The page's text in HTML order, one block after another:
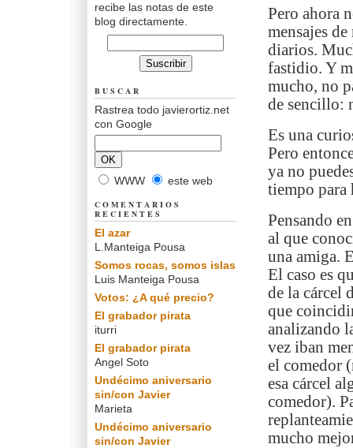
Pero ahora
mensajes
diarios.
fastidio. Y
mucho, no
de sencillo:
Es una
Pero
ya no
tiempo para
Pensando
al que
una amiga.
El caso es
de la cárcel
que
analizando
vez iban
el comedor
esa cárcel
comedor).
mucho
recibe las notas de este
blog directamente.
BUSCAR
Rastrea todo javierortiz.net
con Google
WWW este web
COMENTARIOS
RECIENTES
El azar
L.Manteiga Pousa
Somos rocas, somos islas
Luis Manteiga Pousa
Votos: ¿A qué precio?
El grabador pirata
iturri
El grabador pirata
Angel Soto
Undécimo aniversario
sin/con Javier
Marieta
Undécimo aniversario
sin/con Javier